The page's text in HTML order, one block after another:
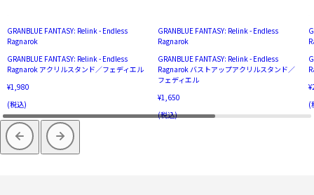
GRANBLUE FANTASY: Relink - Endless
Ragnarok
GRANBLUE FANTASY: Relink - Endless
Ragnarok アクリルスタンド／フェディエル
¥1,980
(税込)
GRANBLUE FANTASY: Relink - Endless
Ragnarok
GRANBLUE FANTASY: Relink - Endless
Ragnarok バストアップアクリルスタンド／
フェディエル
¥1,650
(税込)
(